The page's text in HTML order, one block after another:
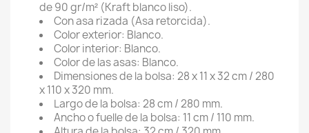
de 90 gr/m² (Kraft blanco liso).
Con asa rizada (Asa retorcida).
Color exterior: Blanco.
Color interior: Blanco.
Color de las asas: Blanco.
Dimensiones de la bolsa: 28 x 11 x 32 cm / 280
x 110 x 320 mm.
Largo de la bolsa: 28 cm / 280 mm.
Ancho o fuelle de la bolsa: 11 cm / 110 mm.